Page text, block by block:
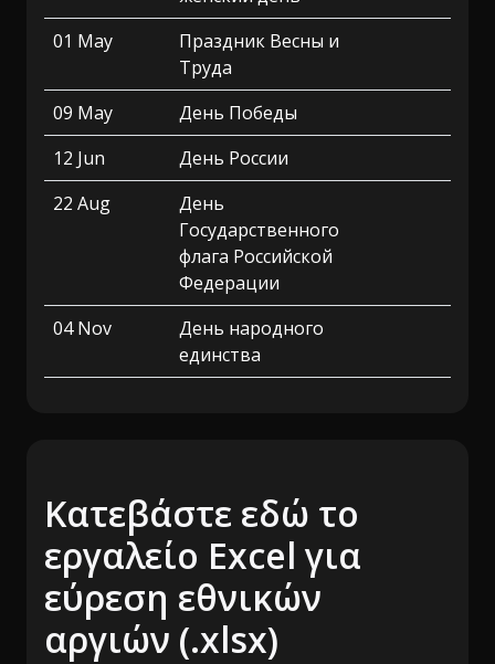
01 May
Праздник Весны и
Труда
09 May
День Победы
12 Jun
День России
22 Aug
День
Государственного
флага Российской
Федерации
04 Nov
День народного
единства
Κατεβάστε εδώ το
εργαλείο Excel για
εύρεση εθνικών
αργιών (.xlsx)